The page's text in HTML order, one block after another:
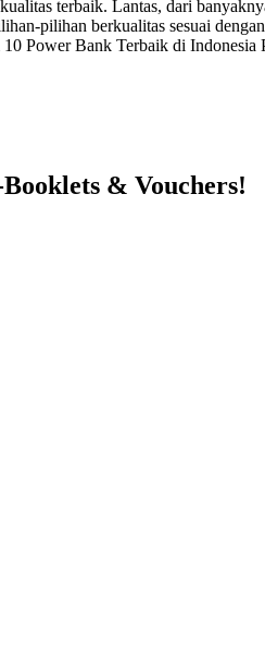
terbaik. Lantas, dari
pilihan berkualitas sesuai
Power Bank Terbaik di
& Vouchers!